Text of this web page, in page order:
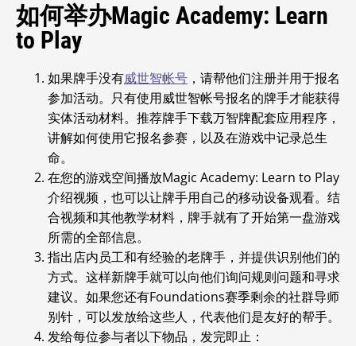
如何举办Magic Academy: Learn
to Play
如果牌手没有威世智帐号 ，请帮他们注册并用于报名
参加活动。只有使用威世智帐号报名的牌手才能获得
实体活动材料。推荐牌手下载万智牌配套应用程序，
讲解如何使用它报名参赛，以及在游戏中记录总生
命。
在您的游戏空间播放Magic Academy: Learn to Play
介绍视频，也可以让牌手用自己的移动设备观看。结
合视频和其他教学材料，牌手就有了开始第一盘游戏
所需的全部信息。
指出店内员工和有经验的老牌手，并提供识别他们的
方式。这样新牌手就可以向他们询问规则问题和寻求
建议。 如果您还有Foundations赛季剩余的社群导师
别针，可以发放给这些人，代表他们是友好的帮手。
发给每位参与者以下物品，发完即止：